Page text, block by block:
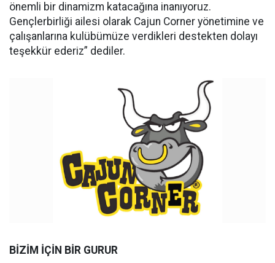
önemli bir dinamizm katacağına inanıyoruz.
Gençlerbirliği ailesi olarak Cajun Corner yönetimine ve
çalışanlarına kulübümüze verdikleri destekten dolayı
teşekkür ederiz” dediler.
BİZİM İÇİN BİR GURUR